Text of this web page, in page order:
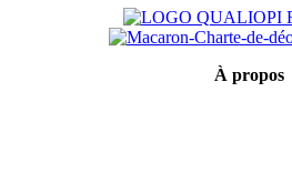
À propos